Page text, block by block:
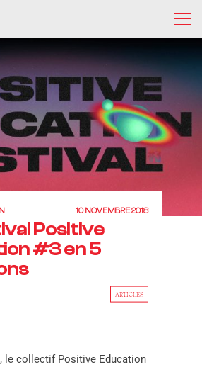
10 NOVEMBRE 2018
Positive
#3 en 5
ARTICLES
le collectif Positive Education